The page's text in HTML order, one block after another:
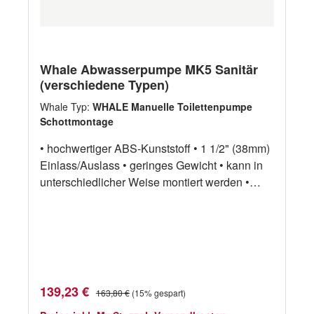
Whale Abwasserpumpe MK5 Sanitär
(verschiedene Typen)
Whale Typ: WHALE Manuelle Toilettenpumpe
Schottmontage
• hochwertiger ABS-Kunststoff • 1 1/2" (38mm)
Einlass/Auslass • geringes Gewicht • kann in
unterschiedlicher Weise montiert werden •
Schottmontage 1 1/2" (38mm) 4,5m 4,5m 1,1kg
Verkaufspreis:
139,23 € Regulärer Preis:
163,80 € (15% gespart)